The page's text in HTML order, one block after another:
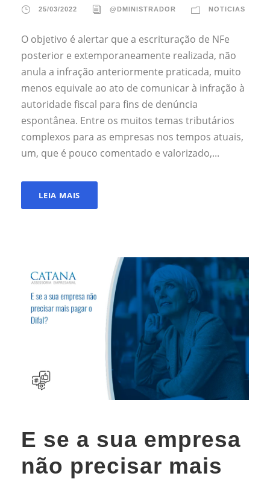
25/03/2022 @DMINISTRADOR NOTICIAS
O objetivo é alertar que a escrituração de NFe
posterior e extemporaneamente realizada, não
anula a infração anteriormente praticada, muito
menos equivale ao ato de comunicar à infração à
autoridade fiscal para fins de denúncia
espontânea. Entre os muitos temas tributários
complexos para as empresas nos tempos atuais,
um, que é pouco comentado e valorizado,...
LEIA MAIS
E se a sua empresa
não precisar mais